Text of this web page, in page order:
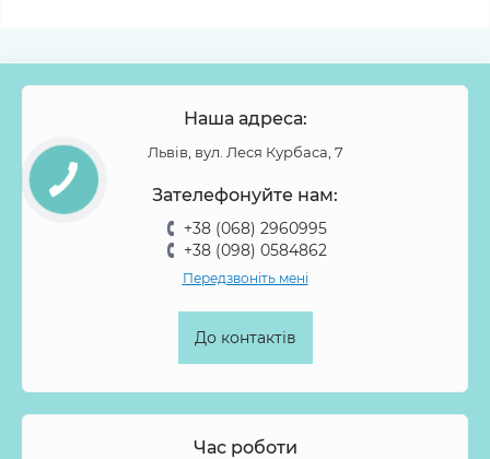
Наша адреса:
Львів, вул. Леся Курбаса, 7
Зателефонуйте нам:
+38 (068) 2960995
+38 (098) 0584862
Передзвоніть мені
До контактів
Час роботи